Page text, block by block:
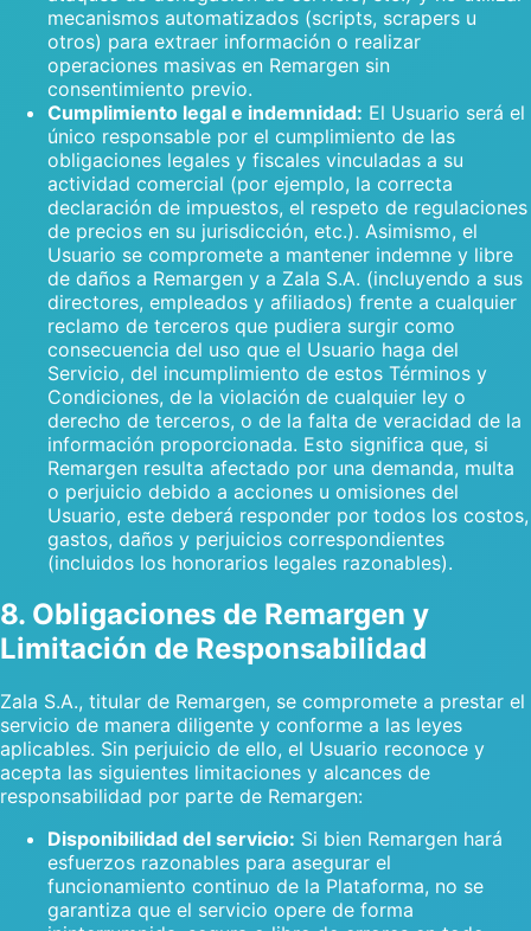
mecanismos automatizados (scripts, scrapers u
otros) para extraer información o realizar
operaciones masivas en Remargen sin
consentimiento previo.
Cumplimiento legal e indemnidad: El Usuario será el
único responsable por el cumplimiento de las
obligaciones legales y fiscales vinculadas a su
actividad comercial (por ejemplo, la correcta
declaración de impuestos, el respeto de regulaciones
de precios en su jurisdicción, etc.). Asimismo, el
Usuario se compromete a mantener indemne y libre
de daños a Remargen y a Zala S.A. (incluyendo a sus
directores, empleados y afiliados) frente a cualquier
reclamo de terceros que pudiera surgir como
consecuencia del uso que el Usuario haga del
Servicio, del incumplimiento de estos Términos y
Condiciones, de la violación de cualquier ley o
derecho de terceros, o de la falta de veracidad de la
información proporcionada. Esto significa que, si
Remargen resulta afectado por una demanda, multa
o perjuicio debido a acciones u omisiones del
Usuario, este deberá responder por todos los costos,
gastos, daños y perjuicios correspondientes
(incluidos los honorarios legales razonables).
8. Obligaciones de Remargen y
Limitación de Responsabilidad
Zala S.A., titular de Remargen, se compromete a prestar el
servicio de manera diligente y conforme a las leyes
aplicables. Sin perjuicio de ello, el Usuario reconoce y
acepta las siguientes limitaciones y alcances de
responsabilidad por parte de Remargen:
Disponibilidad del servicio: Si bien Remargen hará
esfuerzos razonables para asegurar el
funcionamiento continuo de la Plataforma, no se
garantiza que el servicio opere de forma